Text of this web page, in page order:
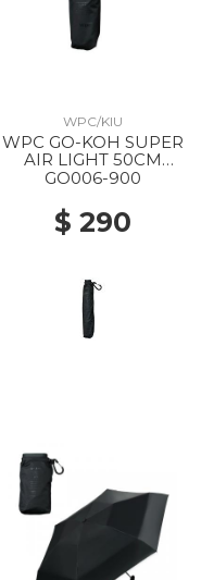
WPC/KIU
WPC GO-KOH SUPER
AIR LIGHT 50CM
FOLDING PARASOL 900
GO006-900
$ 290